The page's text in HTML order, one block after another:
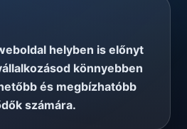
helyben is előnyt
könnyebben
és megbízhatóbb
számára.